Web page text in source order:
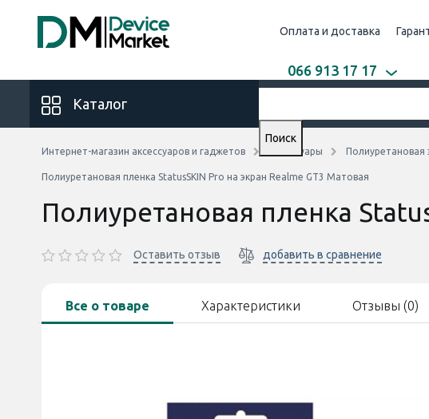
Оплата и доставка
066 913 17 17
Каталог
Поиск
Интернет-магазин аксессуаров и гаджетов Аксессуары Полиуретановая
Полиуретановая пленка StatusSKIN Pro на экран Realme GT3 Матовая
Полиуретановая пленка
Оставить отзыв добавить в сравнение
Все о товаре Характеристики Отзывы (0)